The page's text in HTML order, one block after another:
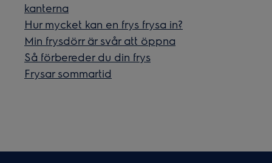
kanterna
Hur mycket kan en frys frysa in?
Min frysdörr är svår att öppna
Så förbereder du din frys
Frysar sommartid